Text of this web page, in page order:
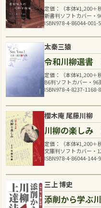
定価：（本体¥1,200＋
新書判ソフトカバー・
ISBN978-4-86044-001-5
太秦三猿
令和川柳選書
定価：（本体¥1,200＋
B6判ソフトカバー・96
ISBN978-4-8237-1168-8
櫻木庵 尾藤川柳
川柳の楽しみ
定価：（本体¥1,200＋
文庫判ソフトカバー・
ISBN978-4-86044-144-9
三上 博史
添削から学ぶ